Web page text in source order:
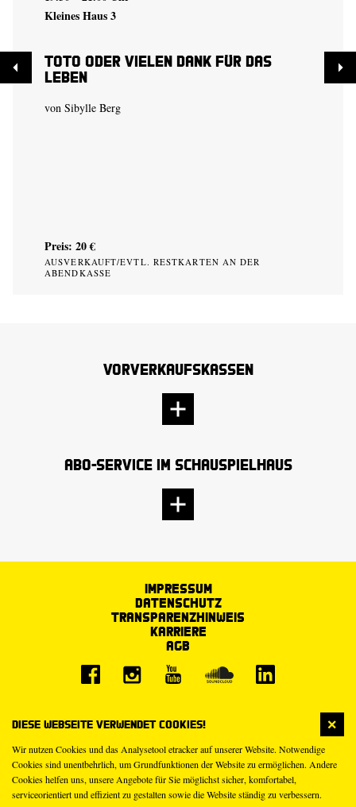
Diese Webseite verwendet Cookies!
Wir nutzen Cookies und das Analysetool etracker auf unserer Website. Notwendige
Cookies sind unentbehrlich, um Grundfunktionen der Website zu ermöglichen. Andere
Cookies helfen uns, unsere Angebote für Sie möglichst sicher, komfortabel,
serviceorientiert und effizient zu gestalten sowie die Website ständig zu verbessern.
Kleines Haus 3
Toto oder Vielen Dank für das
Leben
von Sibylle Berg
Preis: 20 €
AUSVERKAUFT/EVTL. RESTKARTEN AN DER
ABENDKASSE
Vorverkaufskassen
Abo-Service im Schauspielhaus
Impressum
Datenschutz
Transparenzhinweis
Karriere
AGB